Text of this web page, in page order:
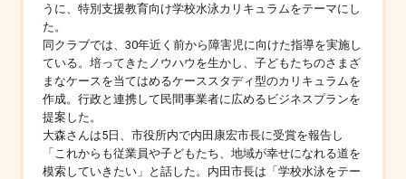
うに、特別支援教育向け学校水泳カリキュラムをテーマにし
た。
同クラブでは、30年近く前から障害児に向けた指導を実施し
ている。培ってきたノウハウを生かし、子どもたちのさまざ
まなケースを当てはめるケーススタディ型のカリキュラムを
作成。行政と連携して民間事業者に広めるビジネスプランを
提案した。
大森さんは5日、市役所内で内田康宏市長に受賞を報告し
「これからも従業員や子どもたち、地域が幸せになれる道を
模索していきたい」と話した。内田市長は「学校水泳をテー